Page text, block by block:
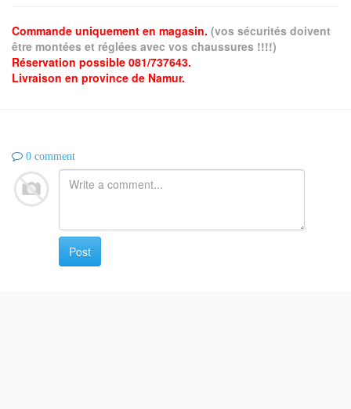
Commande uniquement en magasin. (vos sécurités doivent
être montées et réglées avec vos chaussures !!!!)
Réservation possible 081/737643.
Livraison en province de Namur.
0 comment
Post